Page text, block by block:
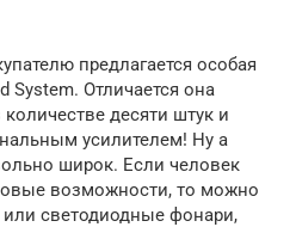
предлагается особая
System. Отличается она
десяти штук и
усилителем! Ну а
широк. Если человек
возможности, то можно
светодиодные фонари,